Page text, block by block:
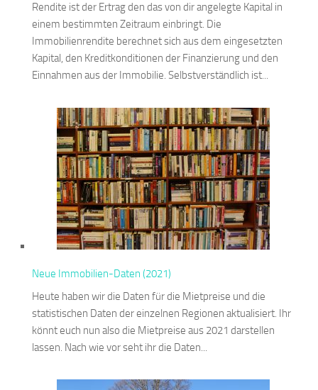
Rendite ist der Ertrag den das von dir angelegte Kapital in
einem bestimmten Zeitraum einbringt. Die
Immobilienrendite berechnet sich aus dem eingesetzten
Kapital, den Kreditkonditionen der Finanzierung und den
Einnahmen aus der Immobilie. Selbstverständlich ist...
Neue Immobilien-Daten (2021)
Heute haben wir die Daten für die Mietpreise und die
statistischen Daten der einzelnen Regionen aktualisiert. Ihr
könnt euch nun also die Mietpreise aus 2021 darstellen
lassen. Nach wie vor seht ihr die Daten...